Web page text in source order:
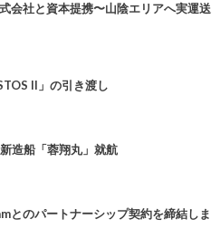
会社と資本提携〜山陰エリアへ実運送
II」の引き渡し
造船「蓉翔丸」就航
とのパートナーシップ契約を締結しま